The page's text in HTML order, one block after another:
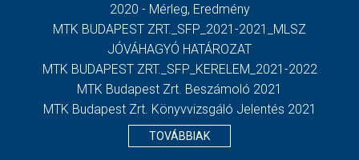
2020 - Mérleg, Eredmény
MTK BUDAPEST ZRT._SFP_2021-2021_MLSZ
JÓVÁHAGYÓ HATÁROZAT
MTK BUDAPEST ZRT._SFP_KERELEM_2021-2022
MTK Budapest Zrt. Beszámoló 2021
MTK Budapest Zrt. Könyvvizsgáló Jelentés 2021
TOVÁBBIAK